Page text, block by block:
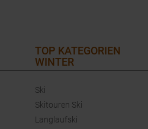
TOP KATEGORIEN
WINTER
Ski
Skitouren Ski
Langlaufski